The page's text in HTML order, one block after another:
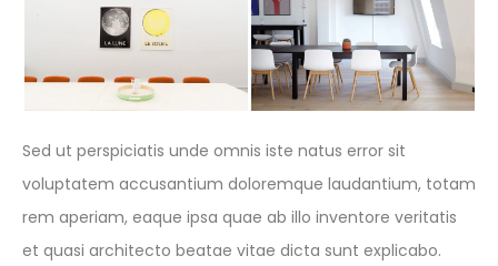
Sed ut perspiciatis unde omnis iste natus error sit
voluptatem accusantium doloremque laudantium, totam
rem aperiam, eaque ipsa quae ab illo inventore veritatis
et quasi architecto beatae vitae dicta sunt explicabo.